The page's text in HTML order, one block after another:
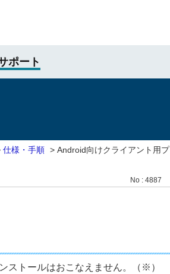
ポート
仕様・手順 > Android向けクライアント用プ
No : 4887
ストールはおこなえません。（※）